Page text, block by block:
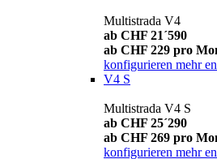
Multistrada V4
ab CHF 21´590
ab CHF 229 pro
konfigurieren mehr
V4 S
Multistrada V4 S
ab CHF 25´290
ab CHF 269 pro
konfigurieren mehr